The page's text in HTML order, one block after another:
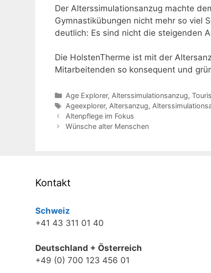
Der Alterssimulationsanzug machte
Gymnastikübungen nicht mehr so viel
deutlich: Es sind nicht die steigenden
Die HolstenTherme ist mit der
Mitarbeitenden so konsequent und
Kategorien
Age Explorer, Alterssimulationsanzug,
Schlagwörter
Ageexplorer, Altersanzug,
Altenpflege im Fokus
Wünsche alter Menschen
Kontakt
Schweiz
+41 43 311 01 40
Deutschland + Österreich
+49 (0) 700 123 456 01